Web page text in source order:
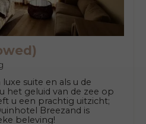
suite en als u de
het geluid van de zee op
u een prachtig uitzicht;
Breezand is
beleving!